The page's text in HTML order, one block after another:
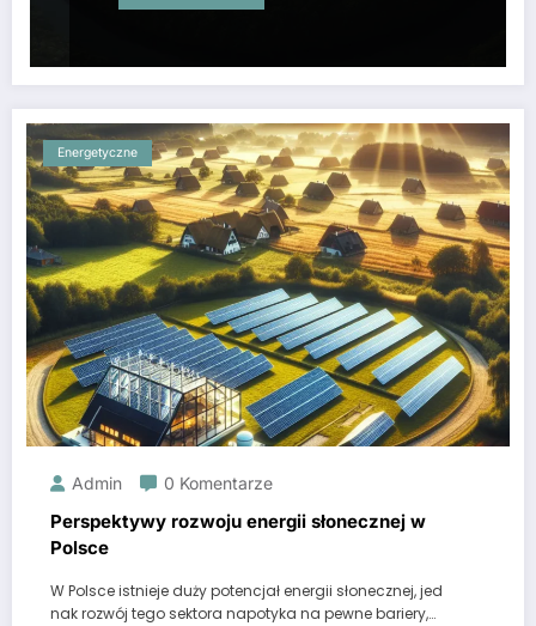
Energetyczne
Admin 0 Komentarze
Perspektywy rozwoju energii słonecznej w
Polsce
W Polsce istnieje duży potencjał energii słonecznej, jed
nak rozwój tego sektora napotyka na pewne bariery,…